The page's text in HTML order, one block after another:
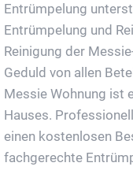
Entrümpelung
Entrümpelung und
Reinigung der
Geduld von allen
Messie Wohnung ist
Hauses.
einen kostenlosen
fachgerechte